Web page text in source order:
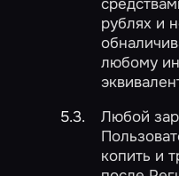
рублях и
любому
Любой
копить и